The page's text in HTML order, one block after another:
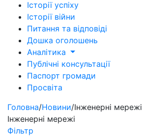
Історії успіху
Історії війни
Питання та відповіді
Дошка оголошень
Аналітика
Публічні консультації
Паспорт громади
Просвіта
Головна/Новини/Інженерні мережі
Інженерні мережі
Фільтр